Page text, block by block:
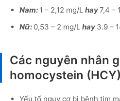
Nam: 1 – 2,12 mg/L hay7,4 –
Nữ: 0,53 – 2 mg/L hay 3.9 –
Các nguyên nhân
homocystein
Yếu tố nguy cơ bị bệnh tim